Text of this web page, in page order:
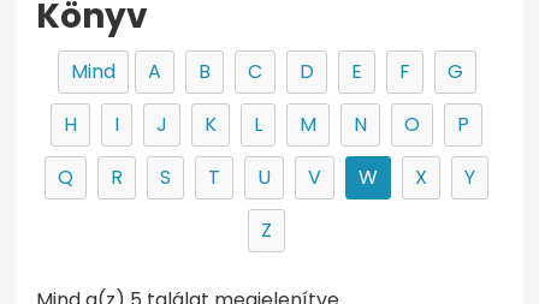
Könyv
Mind A B C D E F
G
H
I J K L M N O
P
Q
R S T U V W X
Y
Z